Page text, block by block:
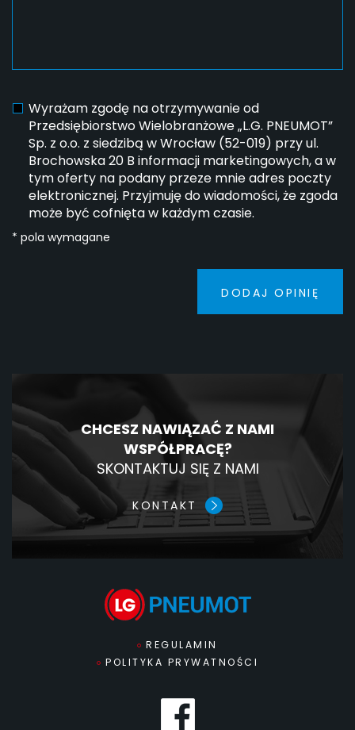
Wyrażam zgodę na otrzymywanie od
Przedsiębiorstwo Wielobranżowe „L.G. PNEUMOT”
Sp. z o.o. z siedzibą w Wrocław (52-019) przy ul.
Brochowska 20 B informacji marketingowych, a w
tym oferty na podany przeze mnie adres poczty
elektronicznej. Przyjmuję do wiadomości, że zgoda
może być cofnięta w każdym czasie.
* pola wymagane
DODAJ OPINIĘ
CHCESZ NAWIĄZAĆ Z NAMI
WSPÓŁPRACĘ?
SKONTAKTUJ SIĘ Z NAMI
KONTAKT
REGULAMIN
POLITYKA PRYWATNOŚCI